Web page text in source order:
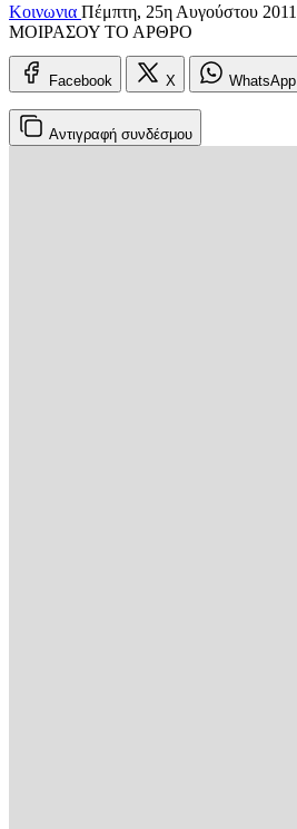
Κοινωνια Πέμπτη, 25η Αυγούστου 2011
ΜΟΙΡΑΣΟΥ ΤΟ ΑΡΘΡΟ
Facebook X
WhatsApp
Αντιγραφή συνδέσμου